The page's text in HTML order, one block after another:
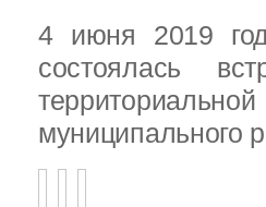
4 июня 2019
состоялась
муниципального